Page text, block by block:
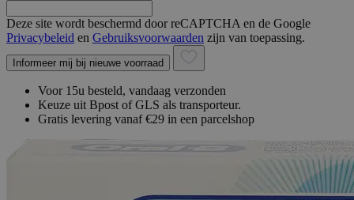
Deze site wordt beschermd door reCAPTCHA en de Google
Privacybeleid en Gebruiksvoorwaarden zijn van toepassing.
Informeer mij bij nieuwe voorraad
Voor 15u besteld, vandaag verzonden
Keuze uit Bpost of GLS als transporteur.
Gratis levering vanaf €29 in een parcelshop